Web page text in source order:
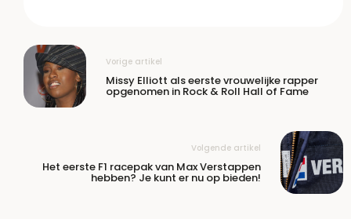
Vorige artikel
Missy Elliott als eerste vrouwelijke rapper
opgenomen in Rock & Roll Hall of Fame
Volgende artikel
Het eerste F1 racepak van Max Verstappen
hebben? Je kunt er nu op bieden!